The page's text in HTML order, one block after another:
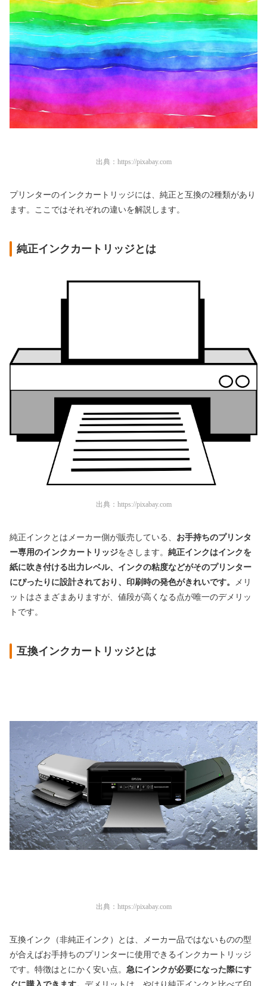
出典： https://pixabay.com
プリンターのインクカートリッジには、純正と互換の2種類があり
ます。ここではそれぞれの違いを解説します。
純正インクカートリッジとは
出典： https://pixabay.com
純正インクとはメーカー側が販売している、 お手持ちのプリンタ
ー専用のインクカートリッジをさします。 純正インクはインクを
紙に吹き付ける出力レベル、インクの粘度などがそのプリンター
にぴったりに設計されており、印刷時の発色がきれいです。
メリ
ットはさまざまありますが、値段が高くなる点が唯一のデメリッ
トです。
互換インクカートリッジとは
出典： https://pixabay.com
互換インク（非純正インク）とは、メーカー品ではないものの型
が合えばお手持ちのプリンターに使用できるインクカートリッジ
です。特徴はとにかく安い点。 急にインクが必要になった際にす